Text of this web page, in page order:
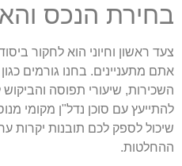
בחירת הנכס
צעד ראשון וחיוני הוא לחקור
אתם מתעניינים. בחנו גורמים
השכירות, שיעורי תפוסה
להתייעץ עם סוכן נדל"ן מקומי
שיכול לספק לכם תובנות יקרות
ההחלטות.